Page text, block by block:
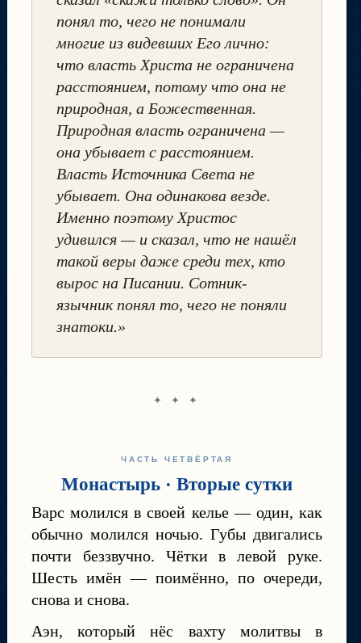
понял то, чего не понимали
многие из видевших Его лично:
что власть Христа не ограничена
расстоянием, потому что она не
природная, а Божественная.
Природная власть ограничена —
она убывает с расстоянием.
Власть Источника Света не
убывает. Она одинакова везде.
Именно поэтому Христос
удивился — и сказал, что не нашёл
такой веры даже среди тех, кто
вырос на Писании. Сотник-
язычник понял то, чего не поняли
знатоки.»
✦ ✦ ✦
ЧАСТЬ ЧЕТВЁРТАЯ
Монастырь · Вторые сутки
Варс молился в своей келье — один, как
обычно молился ночью. Губы двигались
почти беззвучно. Чётки в левой руке.
Шесть имён — поимённо, по очереди,
снова и снова.
Аэн, который нёс вахту молитвы в